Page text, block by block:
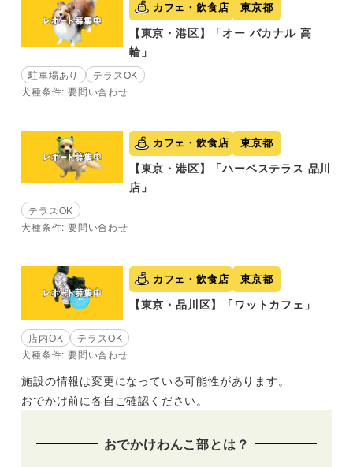
カフェ・飲食店 東京都
【東京・港区】「オー バカナル 高
輪」
駐車場あり
テラスOK
犬種条件: 要問い合わせ
カフェ・飲食店 東京都
【東京・港区】「ハーベステラス 品川
店」
テラスOK
犬種条件: 要問い合わせ
カフェ・飲食店 東京都
【東京・品川区】「ワットカフェ」
店内OK
テラスOK
犬種条件: 要問い合わせ
施設の情報は変更になっている可能性があります。
おでかけ前に各自ご確認ください。
おでかけわんこ部とは？